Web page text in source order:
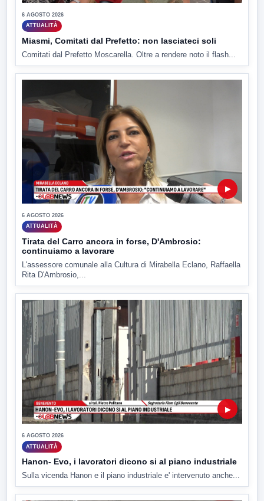
6 AGOSTO 2026
ATTUALITÀ
Miasmi, Comitati dal Prefetto: non lasciateci soli
Comitati dal Prefetto Moscarella. Oltre a rendere noto il flash...
▶
6 AGOSTO 2026
ATTUALITÀ
Tirata del Carro ancora in forse, D'Ambrosio:
continuiamo a lavorare
L'assessore comunale alla Cultura di Mirabella Eclano, Raffaella
Rita D'Ambrosio,...
▶
6 AGOSTO 2026
ATTUALITÀ
Hanon- Evo, i lavoratori dicono si al piano industriale
Sulla vicenda Hanon e il piano industriale e' intervenuto anche...